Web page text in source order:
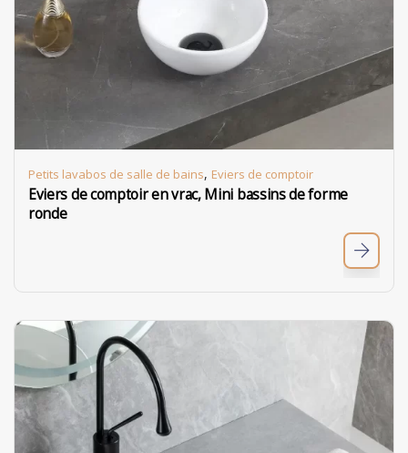
Petits lavabos de salle de bains, Eviers de comptoir
Eviers de comptoir en vrac, Mini bassins de forme
ronde